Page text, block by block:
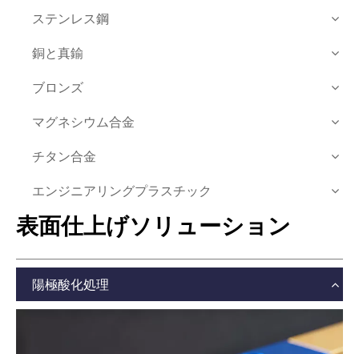
ステンレス鋼
銅と真鍮
ブロンズ
マグネシウム合金
チタン合金
エンジニアリングプラスチック
表面仕上げソリューション
陽極酸化処理